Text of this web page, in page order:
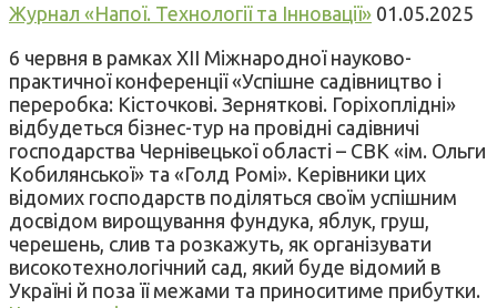
Журнал «Напої. Технології та Інновації» 01.05.2025
6 червня в рамках XII Міжнародної науково-
практичної конференції «Успішне садівництво і
переробка: Кісточкові. Зерняткові. Горіхоплідні»
відбудеться бізнес-тур на провідні садівничі
господарства Чернівецької області – СВК «ім. Ольги
Кобилянської» та «Голд Ромі». Керівники цих
відомих господарств поділяться своїм успішним
досвідом вирощування фундука, яблук, груш,
черешень, слив та розкажуть, як організувати
високотехнологічний сад, який буде відомий в
Україні й поза її межами та приноситиме прибутки.